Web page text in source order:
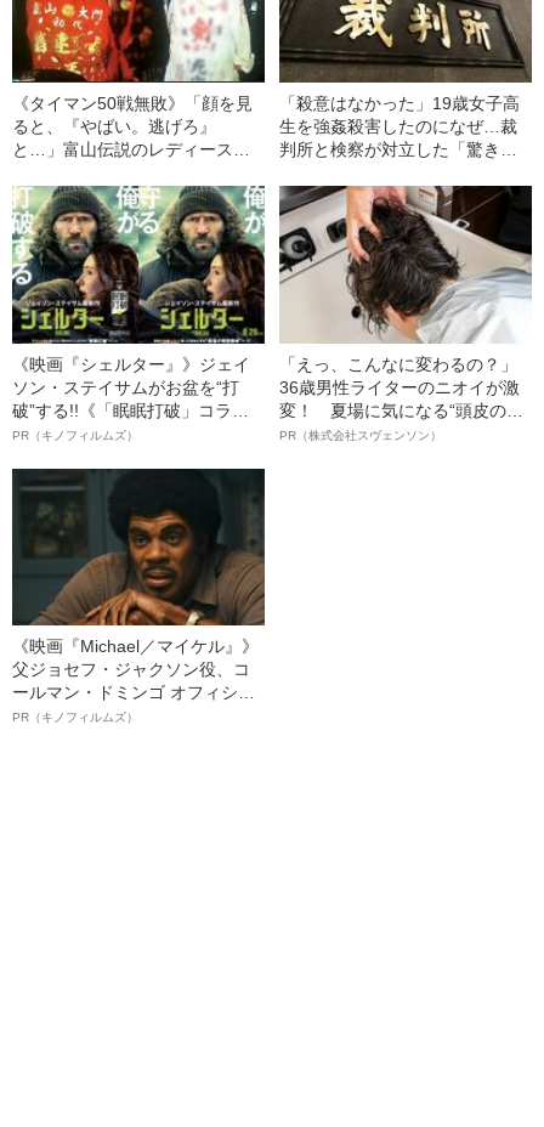
《タイマン50戦無敗》「顔を見
ると、『やばい。逃げろ』
と…」富山伝説のレディース初
ー制圧と朝までのバイク暴走
「殺意はなかった」19歳女子高
生を強姦殺害したのになぜ…裁
判所と検察が対立した「驚きの
《映画『シェルター』》ジェイ
ソン・ステイサムがお盆を“打
破”する!!《「眠眠打破」コラ
ボ》
PR（キノフィルムズ）
「えっ、こんなに変わるの？」
36歳男性ライターのニオイが激
変！ 夏場に気になる“頭皮のニ
オイ”や“ベタつき”を解消す
PR（株式会社スヴェンソン）
《映画『Michael／マイケル』》
父ジョセフ・ジャクソン役、コ
ールマン・ドミンゴ オフィシャ
ルインタビュー“観客を魅了した
PR（キノフィルムズ）